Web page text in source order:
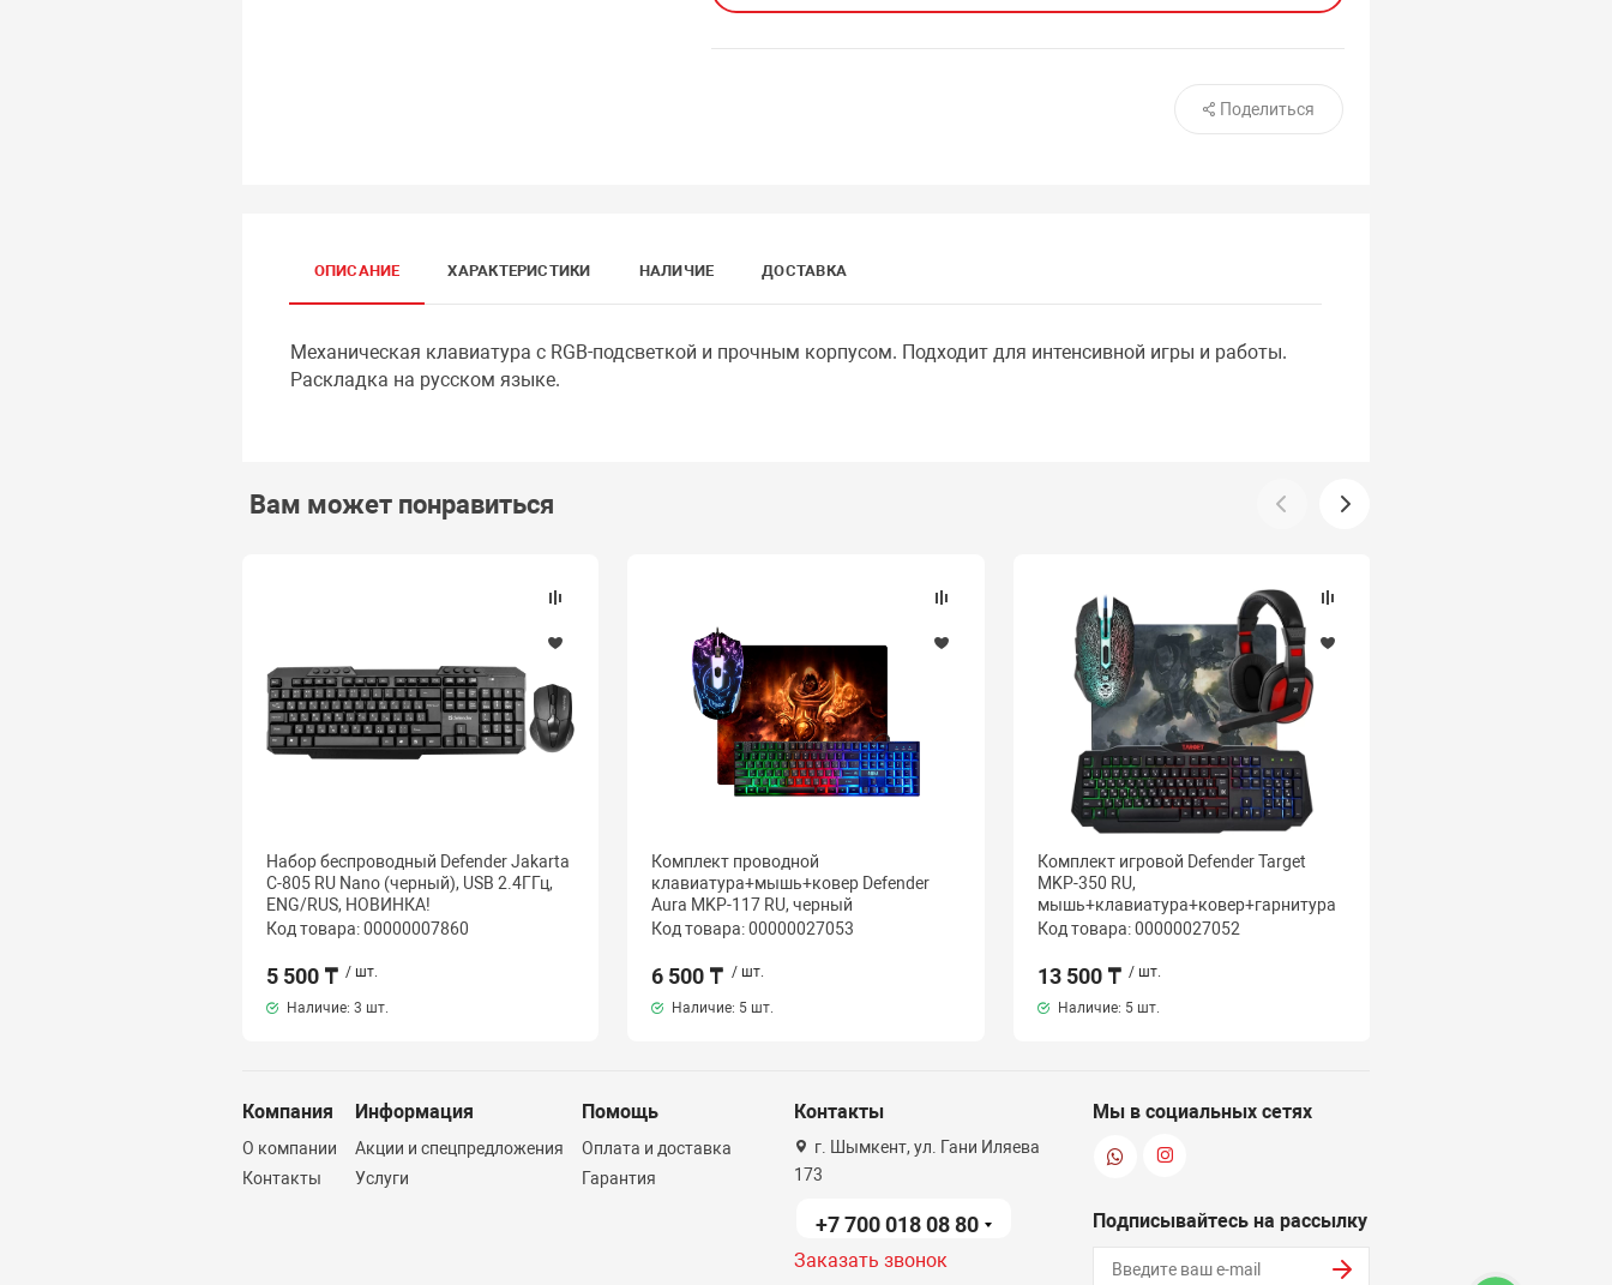
Поделиться
ОПИСАНИЕ ХАРАКТЕРИСТИКИ НАЛИЧИЕ ДОСТАВКА
Механическая клавиатура с RGB-подсветкой и прочным корпусом. Подходит для интенсивной игры и работы.
Раскладка на русском языке.
Вам может понравиться
Набор беспроводный Defender Jakarta
C-805 RU Nano (черный), USB 2.4ГГц,
ENG/RUS, НОВИНКА!
Код товара: 00000007860
5 500 ₸ / шт.
Наличие: 3 шт.
Комплект проводной
клавиатура+мышь+ковер Defender
Aura MKP-117 RU, черный
Код товара: 00000027053
6 500 ₸ / шт.
Наличие: 5 шт.
Комплект игровой Defender Target
MKP-350 RU,
мышь+клавиатура+ковер+гарнитура
Код товара: 00000027052
13 500 ₸ / шт.
Наличие: 5 шт.
Компания
О компании
Контакты
Информация
Акции и спецпредложения
Услуги
Помощь
Оплата и доставка
Гарантия
Контакты
г. Шымкент, ул. Гани Иляева
173
+7 700 018 08 80
Заказать звонок
Мы в социальных сетях
Подписывайтесь на рассылку